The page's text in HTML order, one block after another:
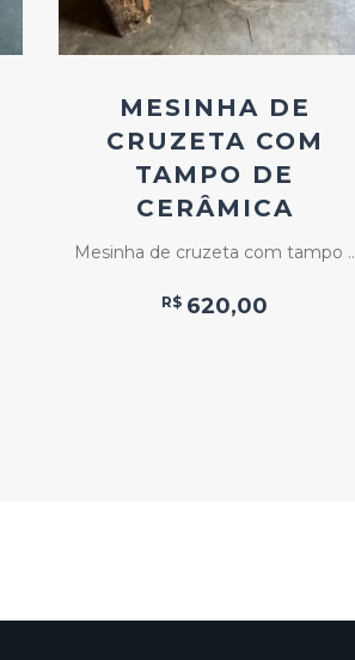
MESINHA DE
CRUZETA COM
TAMPO DE
CERÂMICA
Mesinha de cruzeta com tampo ..
R$ 620,00